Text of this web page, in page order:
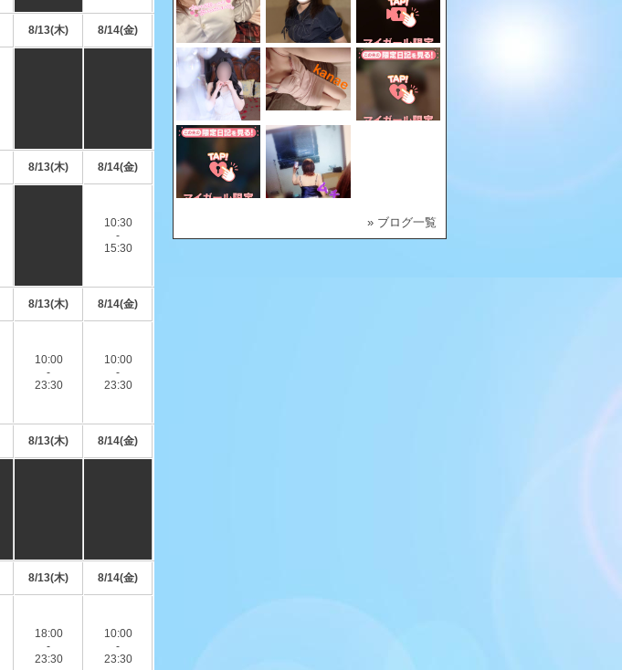
8/13(木) 8/14(金)
8/13(木) 8/14(金)
10:30
-
15:30
8/13(木) 8/14(金)
10:00
-
23:30
10:00
-
23:30
8/13(木) 8/14(金)
8/13(木) 8/14(金)
18:00
-
23:30
10:00
-
23:30
» ブログ一覧